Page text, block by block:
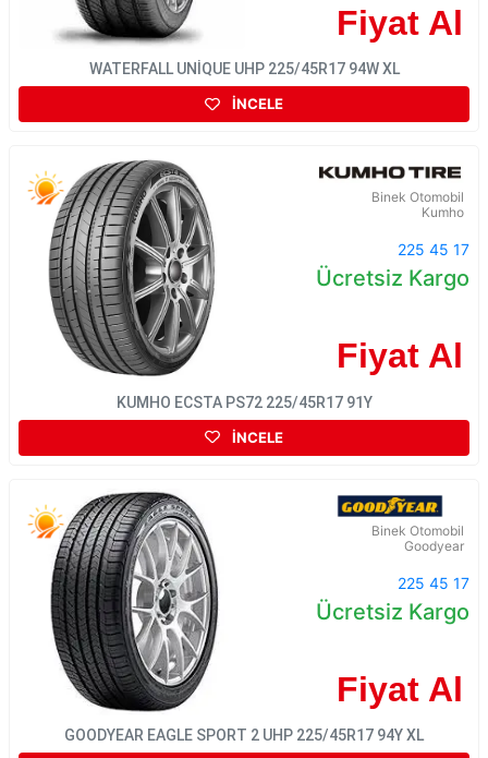
Fiyat Al
WATERFALL UNİQUE UHP 225/45R17 94W XL
İNCELE
Binek Otomobil
Kumho
225 45 17
Ücretsiz Kargo
Fiyat Al
KUMHO ECSTA PS72 225/45R17 91Y
İNCELE
Binek Otomobil
Goodyear
225 45 17
Ücretsiz Kargo
Fiyat Al
GOODYEAR EAGLE SPORT 2 UHP 225/45R17 94Y XL